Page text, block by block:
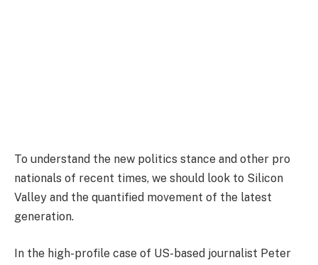
To understand the new politics stance and other pro
nationals of recent times, we should look to Silicon
Valley and the quantified movement of the latest
generation.
In the high-profile case of US-based journalist Peter